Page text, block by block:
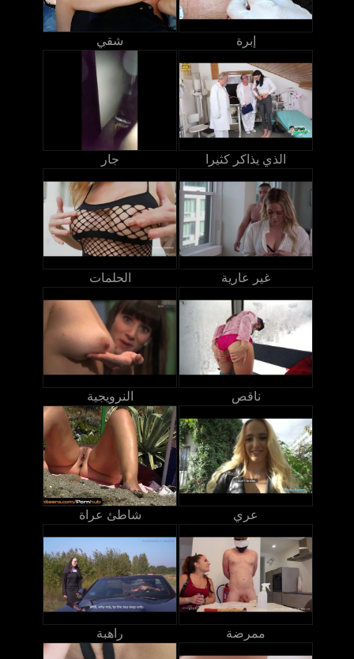
شقي إبرة
جار الذي يذاكر كثيرا
الحلمات غير عارية
النرويجية ناقص
شاطئ عراة عري
راهبة ممرضة